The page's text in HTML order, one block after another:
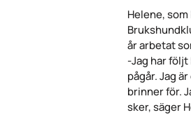
Helene,
år arbetat
-Jag har
pågår. Jag
brinner för.
sker, säger